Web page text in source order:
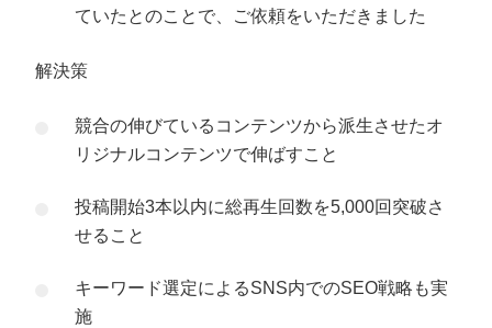
ていたとのことで、ご依頼をいただきました
解決策
競合の伸びているコンテンツから派生させたオ
リジナルコンテンツで伸ばすこと
投稿開始3本以内に総再生回数を5,000回突破さ
せること
キーワード選定によるSNS内でのSEO戦略も実
施